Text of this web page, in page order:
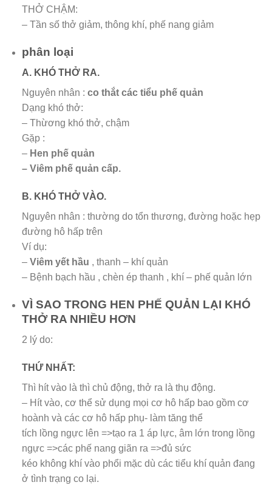
THỞ CHẬM:
– Tần số thở giảm, thông khí, phế nang giảm
phân loại
A. KHÓ THỞ RA.
Nguyên nhân : co thắt các tiểu phế quản
Dạng khó thở:
– Thừơng khó thở, chậm
Gặp :
– Hen phế quản
– Viêm phế quản cấp.
B. KHÓ THỞ VÀO.
Nguyên nhân : thường do tổn thương, đường hoặc hẹp
đường hô hấp trên
Ví dụ:
– Viêm yết hầu , thanh – khí quản
– Bệnh bạch hầu , chèn ép thanh , khí – phế quản lớn
VÌ SAO TRONG HEN PHẾ QUẢN LẠI KHÓ
THỞ RA NHIỀU HƠN
2 lý do:
THỨ NHẤT:
Thì hít vào là thì chủ động, thở ra là thụ động.
– Hít vào, cơ thể sử dụng mọi cơ hô hấp bao gồm cơ
hoành và các cơ hô hấp phụ- làm tăng thể
tích lồng ngực lên =>tạo ra 1 áp lực, âm lớn trong lồng
ngực =>các phế nang giãn ra =>đủ sức
kéo không khí vào phổi mặc dù các tiểu khí quản đang
ở tình trạng co lại.